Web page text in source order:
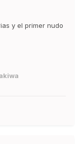
y el primer nudo